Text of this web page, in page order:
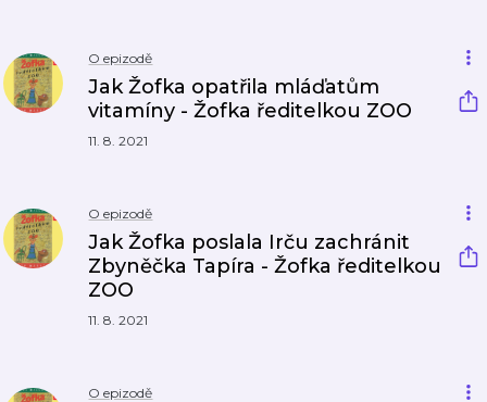
O epizodě
Jak Žofka opatřila mláďatům
vitamíny - Žofka ředitelkou ZOO
11. 8. 2021
O epizodě
Jak Žofka poslala Irču zachránit
Zbyněčka Tapíra - Žofka ředitelkou
ZOO
11. 8. 2021
O epizodě